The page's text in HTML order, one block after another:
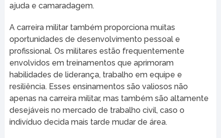
ajuda e camaradagem.
A carreira militar também proporciona muitas
oportunidades de desenvolvimento pessoal e
profissional. Os militares estão frequentemente
envolvidos em treinamentos que aprimoram
habilidades de liderança, trabalho em equipe e
resiliência. Esses ensinamentos são valiosos não
apenas na carreira militar, mas também são altamente
desejáveis no mercado de trabalho civil, caso o
indivíduo decida mais tarde mudar de área.